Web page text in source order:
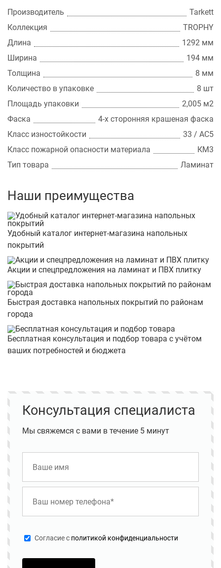
Производитель
Tarkett
Коллекция
TROPHY
Длина
1292 мм
Ширина
194 мм
Толщина
8 мм
Количество в упаковке
8 шт
Площадь упаковки
2,005 м2
Фаска
4-х сторонняя крашеная фаска
Класс изностойкости
33 / АС5
Класс пожарной опасности материала
КМ3
Тип товара
Ламинат
Наши преимущества
Удобный каталог интернет-магазина напольных
покрытий
Акции и спецпредложения на ламинат и ПВХ плитку
Быстрая доставка напольных покрытий по районам
города
Бесплатная консультация и подбор товара с учётом
ваших потребностей и бюджета
Консультация специалиста
Мы свяжемся с вами в течение 5 минут
Cогласие с политикой конфиденциальности